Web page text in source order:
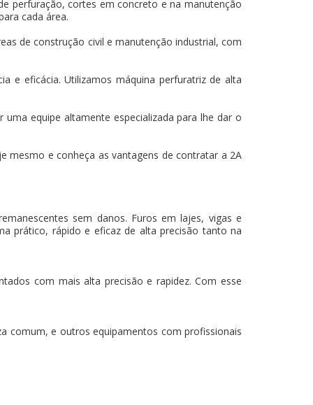
perfuração, cortes em concreto e na manutenção
cada área.
de construção civil e manutenção industrial, com
e eficácia. Utilizamos máquina perfuratriz de alta
equipe altamente especializada para lhe dar o
mesmo e conheça as vantagens de contratar a 2A
sem danos. Furos em lajes, vigas e
prático, rápido e eficaz de alta precisão tanto na
com mais alta precisão e rapidez. Com esse
comum, e outros equipamentos com profissionais